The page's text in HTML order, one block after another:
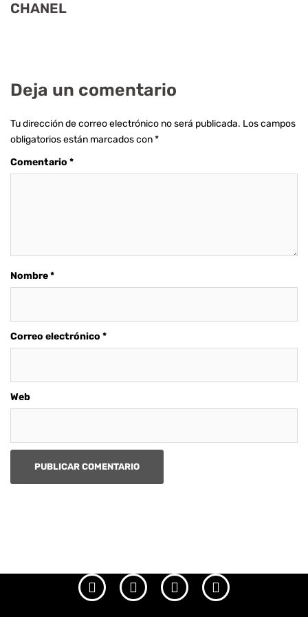
CHANEL
Deja un comentario
Tu dirección de correo electrónico no será publicada. Los campos
obligatorios están marcados con*
Comentario *
Nombre*
Correo electrónico *
Web